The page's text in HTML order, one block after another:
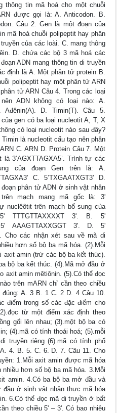
thông tin mã hoá cho một chuỗi
được gọi là: A. Anticodon. B.
Câu 2. Gen là một đoạn của
mã hoá chuỗi polipeptit hay phân
của các loài. C. mang thông
D. chứa các bộ 3 mã hoá các
ADN mang thông tin di truyền
định là A. Một phân tử protein B.
polipeptit hay một phân tử ARN
tử ARN Câu 4. Trong các loại
ADN không có loại nào: A.
Ađênin(A). D. Timin(T). Câu 5.
gen có ba loại nucleotit A, T, X
có loại nucleotit nào sau đây?
là nucleotit cấu tạo nên phân
C. ARN D. Protein Câu 7. Một
3’AGXTTAGXA5’. Trình tự các
của đoạn Gen trên là: A.
C. 5’TXGAATXGT3’ D.
đoạn phân tử ADN ở sinh vật nhân
mạch mang mã gốc là: 3'
nuclêôtit trên mạch bổ sung của
3'. B. 5'
AAAGTTAXXGGT 3'. D. 5'
Cho các nhận xét sau về mã di
hơn số bộ ba mã hóa. (2).Mỗi
axit amin (trừ các bộ ba kết thúc).
bộ ba kết thúc. (4).Mã mở đầu ở
axit amin mêtiônin. (5).Có thể đọc
trên mARN chỉ cần theo chiều
đúng: A. 3 B. 1 C. 2 D. 4 Câu 10.
điểm trong số các đặc điểm cho
từ một điểm xác định theo
gối lên nhau; (3).một bộ ba có
(4).mã có tính thoái hoá; (5).mỗi
truyền riêng (6).mã có tính phổ
4. B. 5. C. 6. D. 7. Câu 11. Cho
1.Mỗi axit amin được mã hóa
hơn số bộ ba mã hóa. 3.Mỗi
amin. 4.Có ba bộ ba mở đầu và
ở sinh vật nhân thực mã hóa
6.Có thể đọc mã di truyền ở bất
theo chiều 5' – 3'. Có bao nhiêu